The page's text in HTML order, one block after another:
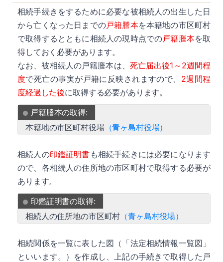
相続手続きをするために必要な被相続人の出生した日
から亡くなった日までの戸籍謄本を本籍地の市区町村
で取得するとともに相続人の現時点での戸籍謄本を取
得しておく必要があります。
なお、被相続人の戸籍謄本は、 死亡届出後1～2週間程
度で死亡の事実が戸籍に反映されますので、 2週間程
度経過した後に取得する必要があります。
戸籍謄本の取得:
本籍地の市区町村役場（青ヶ島村役場）
相続人の印鑑証明書 も相続手続きには必要になります
ので、各相続人の住所地の市区町村で取得する必要が
あります。
印鑑証明書の取得:
相続人の住所地の市区町村 （青ヶ島村役場）
相続関係を一覧に表した図（「法定相続情報一覧図」
といいます。）を作成し、上記の手続きで取得した戸